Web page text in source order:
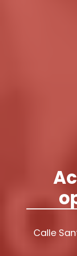
Calle